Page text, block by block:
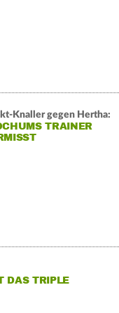
Knaller gegen Hertha:
TRAINER
DAS TRIPLE